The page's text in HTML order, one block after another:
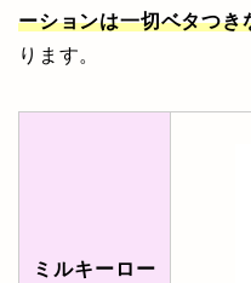
ーションは一切ベタつき
ります。
ミルキーロー